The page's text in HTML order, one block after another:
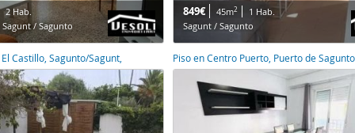
2 Hab.
/ Sagunto
849€ 45m2
1 Hab.
Sagunt / Sagunto
Castillo, Sagunto/Sagunt, Piso en Centro Puerto, Puerto de